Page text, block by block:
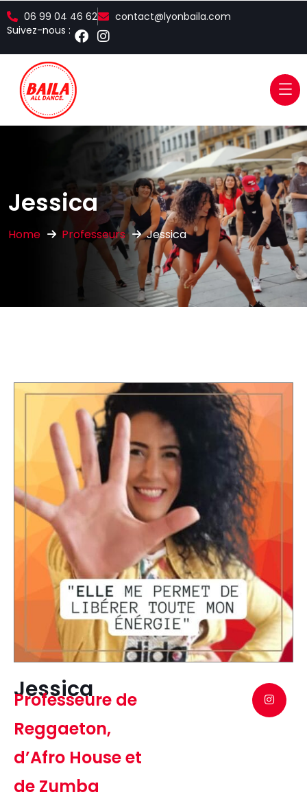
06 99 04 46 62
contact@lyonbaila.com
Suivez-nous :
Jessica
Home Professeurs Jessica
Jessica
Professeure de
Reggaeton,
d’Afro House et
de Zumba